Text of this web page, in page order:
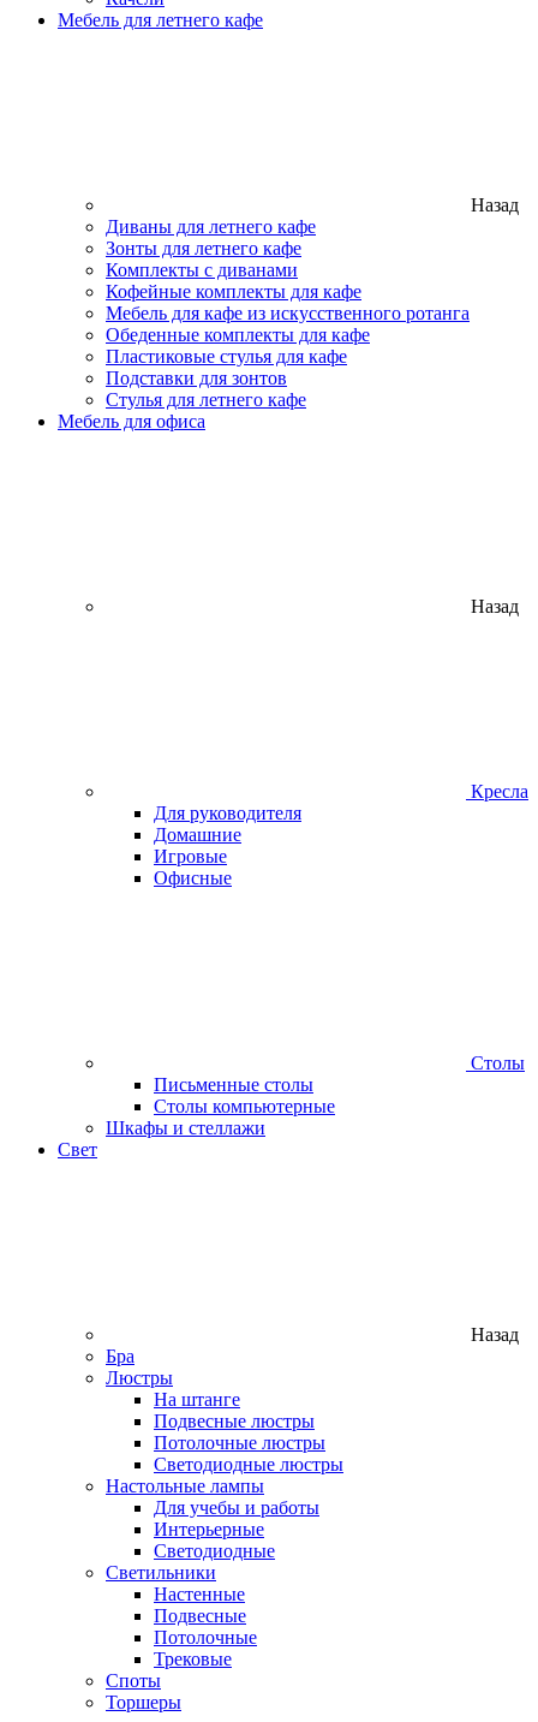
Мебель для летнего кафе
Назад
Диваны для летнего кафе
Зонты для летнего кафе
Комплекты с диванами
Кофейные комплекты для кафе
Мебель для кафе из искусственного ротанга
Обеденные комплекты для кафе
Пластиковые стулья для кафе
Подставки для зонтов
Стулья для летнего кафе
Мебель для офиса
Назад
Кресла
Для руководителя
Домашние
Игровые
Офисные
Столы
Письменные столы
Столы компьютерные
Шкафы и стеллажи
Свет
Назад
Бра
Люстры
На штанге
Подвесные люстры
Потолочные люстры
Светодиодные люстры
Настольные лампы
Для учебы и работы
Интерьерные
Светодиодные
Светильники
Настенные
Подвесные
Потолочные
Трековые
Споты
Торшеры